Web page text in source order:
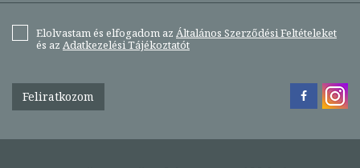
Elolvastam és elfogadom az Általános Szerződési Feltételeket
és az Adatkezelési Tájékoztatót
Feliratkozom